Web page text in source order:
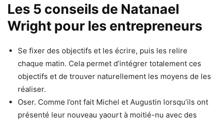
Les 5 conseils de Natanael
Wright pour les entrepreneurs
Se fixer des objectifs et les écrire, puis les relire
chaque matin. Cela permet d’intégrer totalement ces
objectifs et de trouver naturellement les moyens de les
réaliser.
Oser. Comme l’ont fait Michel et Augustin lorsqu’ils ont
présenté leur nouveau yaourt à moitié-nu avec des